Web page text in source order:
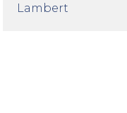
Lambert